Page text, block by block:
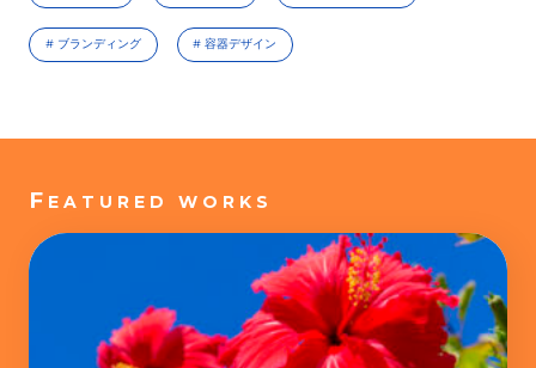
ブランディング 容器デザイン
F EATURED WORKS